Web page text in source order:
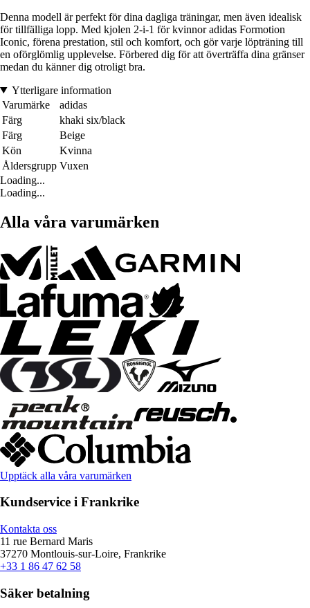
Denna modell är perfekt för dina dagliga träningar, men även idealisk
för tillfälliga lopp. Med kjolen 2-i-1 för kvinnor adidas Formotion
Iconic, förena prestation, stil och komfort, och gör varje löpträning till
en oförglömlig upplevelse. Förbered dig för att överträffa dina gränser
medan du känner dig otroligt bra.
Ytterligare information
Varumärke
adidas
Färg
khaki six/black
Färg
Beige
Kön
Kvinna
Åldersgrupp Vuxen
Loading...
Loading...
Alla våra varumärken
Upptäck alla våra varumärken
Kundservice i Frankrike
Kontakta oss
11 rue Bernard Maris
37270 Montlouis-sur-Loire, Frankrike
+33 1 86 47 62 58
Säker betalning